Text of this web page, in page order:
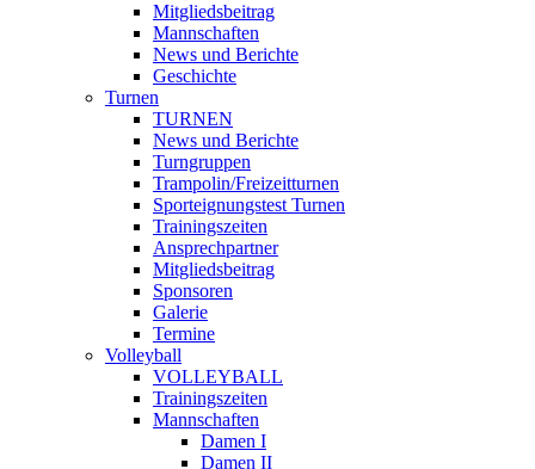
Mitgliedsbeitrag
Mannschaften
News und Berichte
Geschichte
Turnen
TURNEN
News und Berichte
Turngruppen
Trampolin/Freizeitturnen
Sporteignungstest Turnen
Trainingszeiten
Ansprechpartner
Mitgliedsbeitrag
Sponsoren
Galerie
Termine
Volleyball
VOLLEYBALL
Trainingszeiten
Mannschaften
Damen I
Damen II